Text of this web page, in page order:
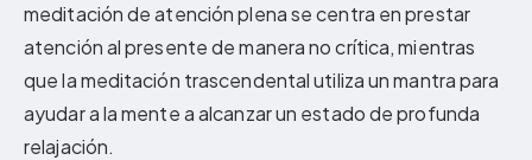
meditación de atención plena se centra en prestar
atención al presente de manera no crítica, mientras
que la meditación trascendental utiliza un mantra para
ayudar a la mente a alcanzar un estado de profunda
relajación.